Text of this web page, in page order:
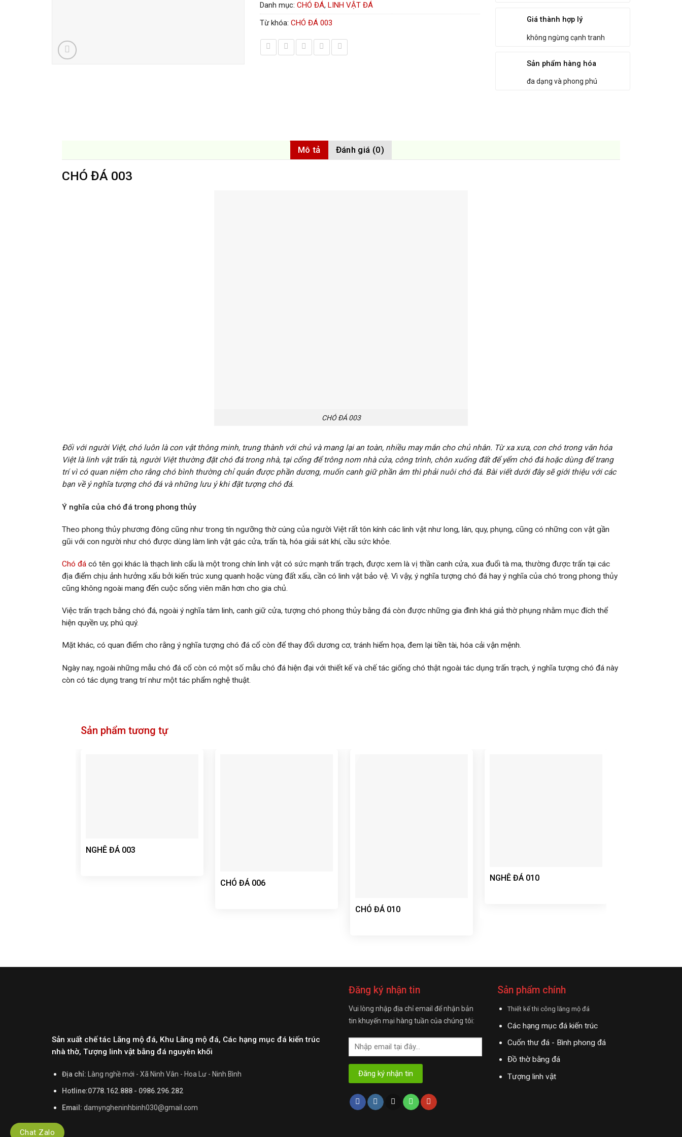
Danh mục: CHÓ ĐÁ, LINH VẬT ĐÁ
Từ khóa: CHÓ ĐÁ 003 Giá thành hợp lý
không ngừng cạnh tranh
Sản phẩm hàng hóa
đa dạng và phong phú
Mô tả Đánh giá (0)
CHÓ ĐÁ 003
CHÓ ĐÁ 003
Đối với người Việt, chó luôn là con vật thông minh, trung thành với chủ và mang lại an toàn, nhiều may mắn cho chủ nhân. Từ xa xưa, con chó trong văn hóa
Việt là linh vật trấn tà, người Việt thường đặt chó đá trong nhà, tại cổng để trông nom nhà cửa, công trình, chôn xuống đất để yểm chó đá hoặc dùng để trang
trí vì có quan niệm cho rằng chó bình thường chỉ quản được phần dương, muốn canh giữ phần âm thì phải nuôi chó đá. Bài viết dưới đây sẽ giới thiệu với các
bạn về ý nghĩa tượng chó đá và những lưu ý khi đặt tượng chó đá.
Ý nghĩa của chó đá trong phong thủy
Theo phong thủy phương đông cũng như trong tín ngưỡng thờ cúng của người Việt rất tôn kính các linh vật như long, lân, quy, phụng, cũng có những con vật gần
gũi với con người như chó được dùng làm linh vật gác cửa, trấn tà, hóa giải sát khí, cầu sức khỏe.
Chó đá có tên gọi khác là thạch linh cẩu là một trong chín linh vật có sức mạnh trấn trạch, được xem là vị thần canh cửa, xua đuổi tà ma, thường được trấn tại các
địa điểm chịu ảnh hưởng xấu bởi kiến trúc xung quanh hoặc vùng đất xấu, cần có linh vật bảo vệ. Vì vậy, ý nghĩa tượng chó đá hay ý nghĩa của chó trong phong thủy
cũng không ngoài mang đến cuộc sống viên mãn hơn cho gia chủ.
Việc trấn trạch bằng chó đá, ngoài ý nghĩa tâm linh, canh giữ cửa, tượng chó phong thủy bằng đá còn được những gia đình khá giả thờ phụng nhằm mục đích thể
hiện quyền uy, phú quý.
Mặt khác, có quan điểm cho rằng ý nghĩa tượng chó đá cổ còn để thay đổi dương cơ, tránh hiểm họa, đem lại tiền tài, hóa cải vận mệnh.
Ngày nay, ngoài những mẫu chó đá cổ còn có một số mẫu chó đá hiện đại với thiết kế và chế tác giống chó thật ngoài tác dụng trấn trạch, ý nghĩa tượng chó đá này
còn có tác dụng trang trí như một tác phẩm nghệ thuật.
Sản phẩm tương tự
NGHÊ ĐÁ 003
CHÓ ĐÁ 006
CHÓ ĐÁ 010
NGHÊ ĐÁ 010
Sản xuất chế tác Lăng mộ đá, Khu Lăng mộ đá, Các hạng mục đá kiến trúc
nhà thờ, Tượng linh vật bằng đá nguyên khối
Địa chỉ: Làng nghề mới - Xã Ninh Vân - Hoa Lư - Ninh Bình
Hotline:0778.162.888 - 0986.296.282
Email: damyngheninhbinh030@gmail.com
Đăng ký nhận tin
Vui lòng nhập địa chỉ email để nhận bản
tin khuyến mại hàng tuần của chúng tôi:
Sản phẩm chính
Thiết kế thi công lăng mộ đá
Các hạng mục đá kiến trúc
Cuốn thư đá - Bình phong đá
Đồ thờ bằng đá
Tượng linh vật
Chat Zalo